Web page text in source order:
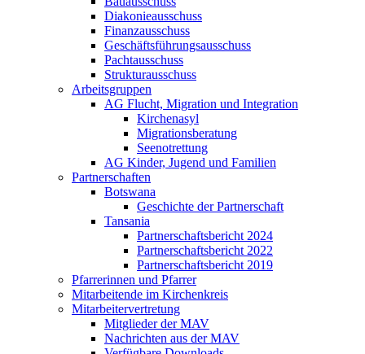
Diakonieausschuss
Finanzausschuss
Geschäftsführungsausschuss
Pachtausschuss
Strukturausschuss
Arbeitsgruppen
AG Flucht, Migration und Integration
Kirchenasyl
Migrationsberatung
Seenotrettung
AG Kinder, Jugend und Familien
Partnerschaften
Botswana
Geschichte der Partnerschaft
Tansania
Partnerschaftsbericht 2024
Partnerschaftsbericht 2022
Partnerschaftsbericht 2019
Pfarrerinnen und Pfarrer
Mitarbeitende im Kirchenkreis
Mitarbeitervertretung
Mitglieder der MAV
Nachrichten aus der MAV